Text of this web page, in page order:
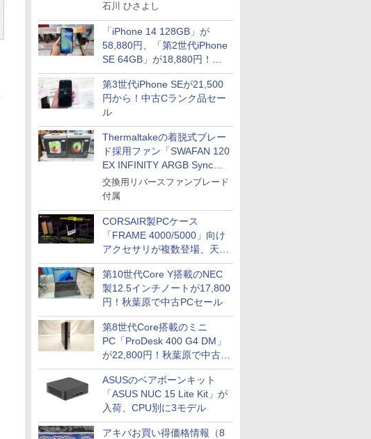
石川 ひさよし
「iPhone 14 128GB」が
58,880円、「第2世代iPhone
SE 64GB」が18,880円！中
古Bランク品セール
第3世代iPhone SEが21,500
円から！中古Cランク品セー
ル
Thermaltakeの着脱式ブレー
ド採用ファン「SWAFAN 120
EX INFINITY ARGB Sync」
に単品パッケージ
交換用リバースファンブレード
付属
CORSAIR製PCケース
「FRAME 4000/5000」向け
アクセサリが複数登場、天然
木製パネルや背面コネクタ対
応トレイなど
第10世代Core Y搭載のNEC
製12.5インチノートが17,800
円！秋葉原で中古PCセール
第8世代Core搭載のミニ
PC「ProDesk 400 G4 DM」
が22,800円！秋葉原で中古
PCセール
ASUSのベアボーンキット
「ASUS NUC 15 Lite Kit」が
入荷、CPU別に3モデル
アキバお買い得価格情報（8